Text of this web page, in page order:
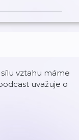
vztahu máme
uvažuje o